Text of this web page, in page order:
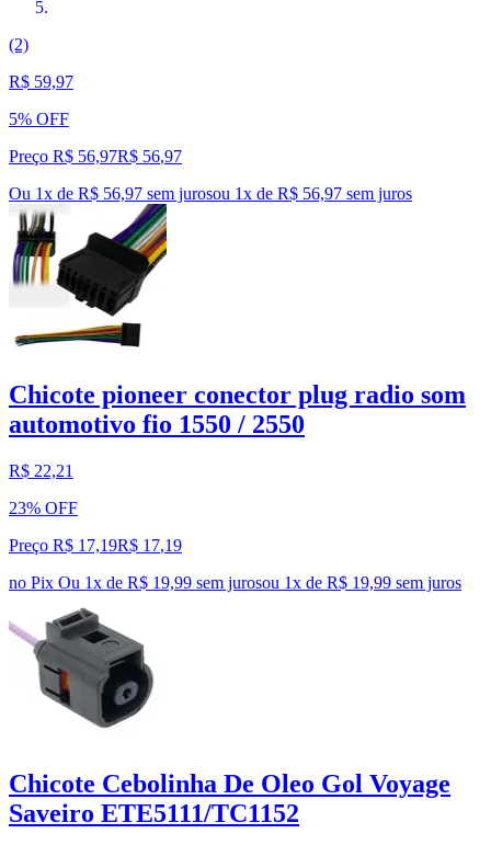
(2)
R$ 59,97
5% OFF
Preço R$ 56,97R$ 56,97
Ou 1x de R$ 56,97 sem jurosou 1x de R$ 56,97 sem juros
Chicote pioneer conector plug radio som
automotivo fio 1550 / 2550
R$ 22,21
23% OFF
Preço R$ 17,19R$ 17,19
no Pix Ou 1x de R$ 19,99 sem jurosou 1x de R$ 19,99 sem juros
Chicote Cebolinha De Oleo Gol Voyage
Saveiro ETE5111/TC1152